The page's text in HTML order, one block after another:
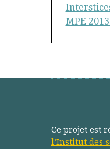
MPE
Ce projet est
l’Institut des